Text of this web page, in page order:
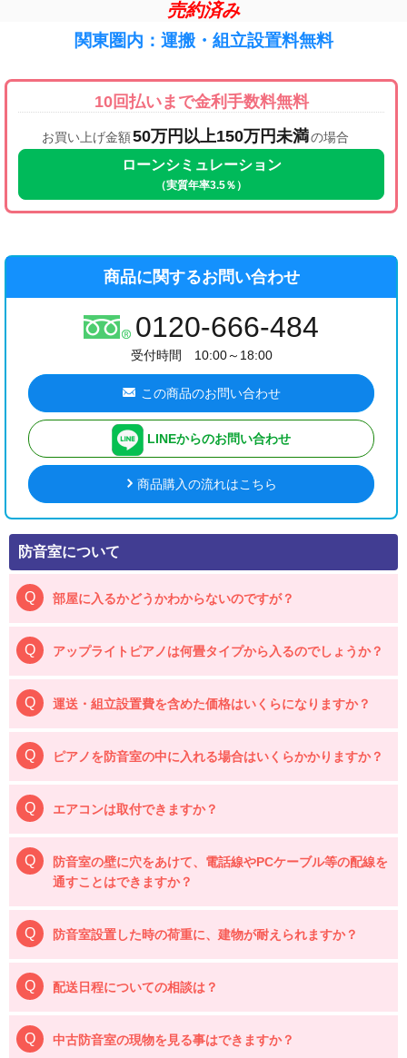
売約済み
関東圏内：運搬・組立設置料無料
10回払いまで金利手数料無料
お買い上げ金額50万円以上150万円未満の場合
ローンシミュレーション
（実質年率3.5％）
商品に関するお問い合わせ
0120-666-484
受付時間 10:00～18:00
この商品のお問い合わせ
LINEからのお問い合わせ
商品購入の流れはこちら
防音室について
部屋に入るかどうかわからないのですが？
アップライトピアノは何畳タイプから入るのでしょうか？
運送・組立設置費を含めた価格はいくらになりますか？
ピアノを防音室の中に入れる場合はいくらかかりますか？
エアコンは取付できますか？
防音室の壁に穴をあけて、電話線やPCケーブル等の配線を
通すことはできますか？
防音室設置した時の荷重に、建物が耐えられますか？
配送日程についての相談は？
中古防音室の現物を見る事はできますか？